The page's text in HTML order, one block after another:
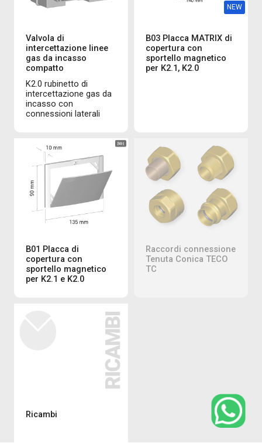
Valvola di
intercettazione linee
gas da incasso
compatto
K2.0 rubinetto di
intercettazione gas da
incasso con
connessioni laterali
NEW
B03 Placca MATRIX di
copertura con
sportello magnetico
per K2.1, K2.0
B01 Placca di
copertura con
sportello magnetico
per K2.1 e K2.0
Raccordi connessione
Tenuta Conica TECO
TC
Ricambi